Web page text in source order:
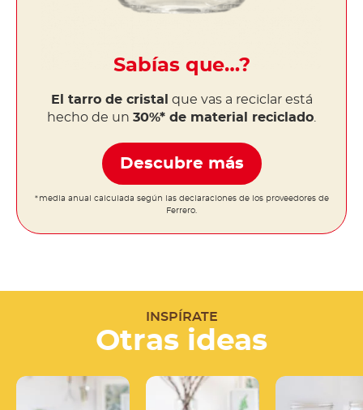
Sabías que…?
El tarro de cristal
que vas a reciclar está
hecho de un 30%* de material reciclado
Descubre más
*media anual calculada según las declaraciones de los proveedores de
Ferrero.
INSPÍRATE
Otras ideas